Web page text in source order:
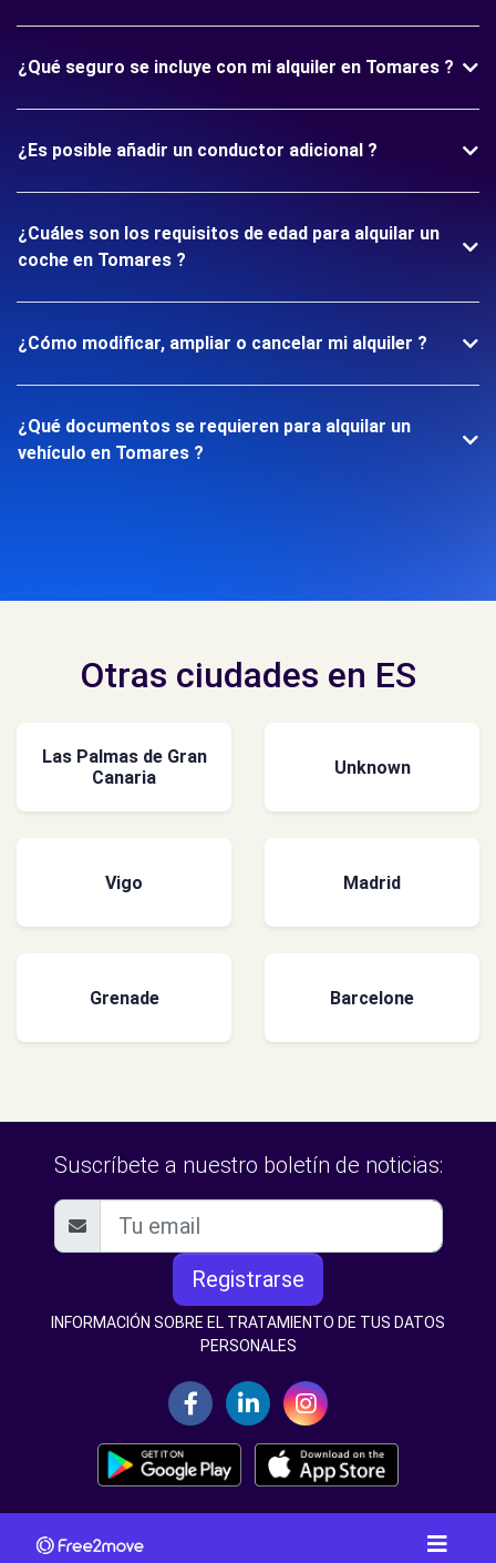
¿Qué seguro se incluye con mi alquiler en Tomares ?
¿Es posible añadir un conductor adicional ?
¿Cuáles son los requisitos de edad para alquilar un
coche en Tomares ?
¿Cómo modificar, ampliar o cancelar mi alquiler ?
¿Qué documentos se requieren para alquilar un
vehículo en Tomares ?
Otras ciudades en ES
Las Palmas de Gran
Canaria
Unknown
Vigo Madrid
Grenade Barcelone
Suscríbete a nuestro boletín de noticias:
Registrarse
INFORMACIÓN SOBRE EL TRATAMIENTO DE TUS DATOS
PERSONALES